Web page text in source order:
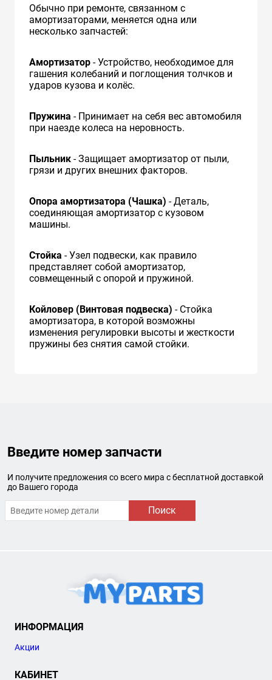
Обычно при ремонте, связанном с
амортизаторами, меняется одна или
несколько запчастей:
Амортизатор - Устройство, необходимое для
гашения колебаний и поглощения толчков и
ударов кузова и колёс.
Пружина - Принимает на себя вес автомобиля
при наезде колеса на неровность.
Пыльник - Защищает амортизатор от пыли,
грязи и других внешних факторов.
Опора амортизатора (Чашка) - Деталь,
соединяющая амортизатор с кузовом
машины.
Стойка - Узел подвески, как правило
представляет собой амортизатор,
совмещенный с опорой и пружиной.
Койловер (Винтовая подвеска) - Стойка
амортизатора, в которой возможны
изменения регулировки высоты и жесткости
пружины без снятия самой стойки.
Введите номер запчасти
И получите предложения со всего мира с бесплатной доставкой
до Вашего города
Поиск
ИНФОРМАЦИЯ
Акции
КАБИНЕТ